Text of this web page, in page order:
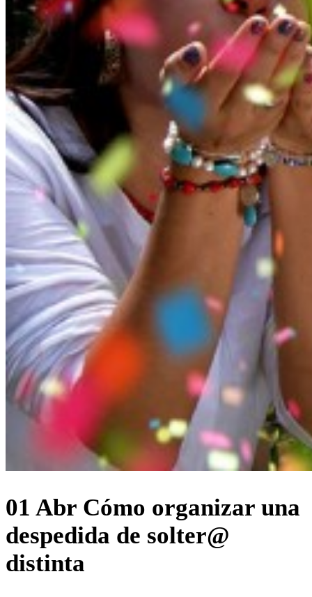
01 Abr Cómo organizar una
despedida de solter@
distinta